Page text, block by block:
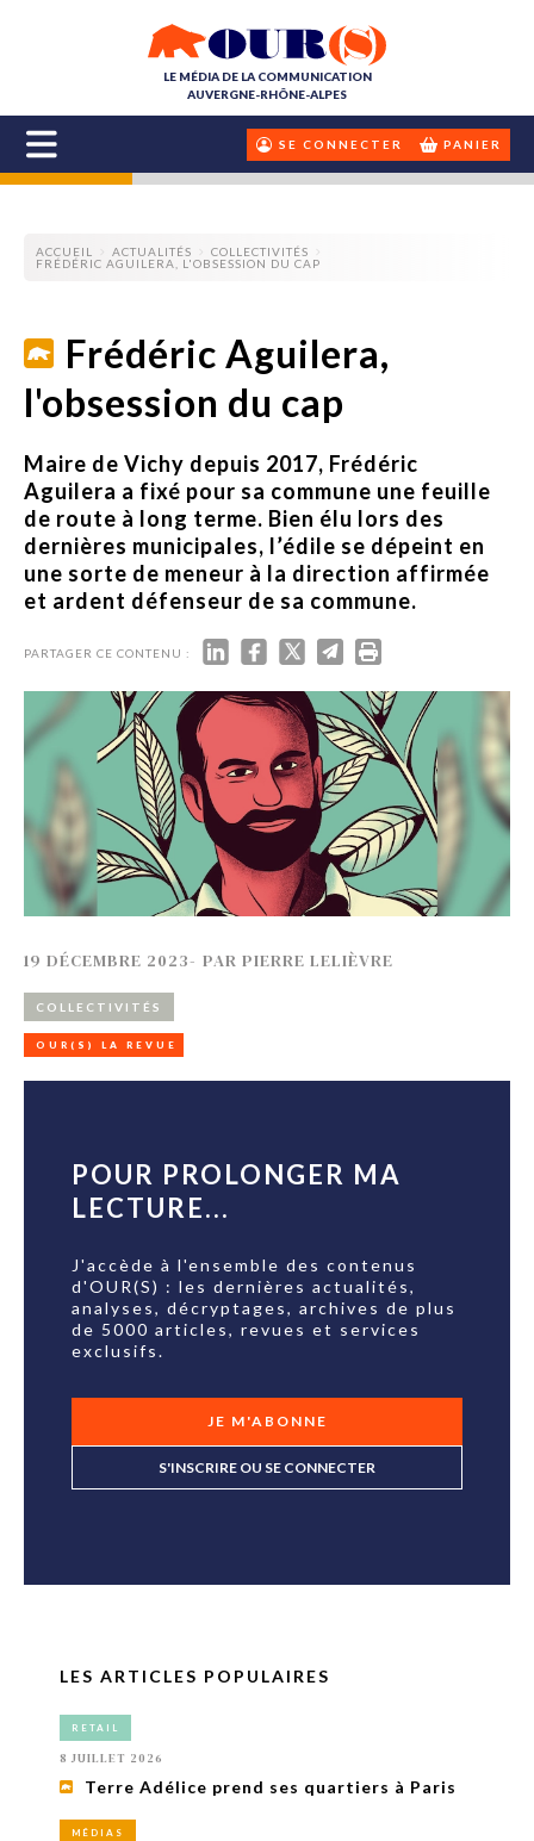
LE MÉDIA DE LA COMMUNICATION
AUVERGNE-RHÔNE-ALPES
SE CONNECTER PANIER
ACCUEIL ACTUALITÉS
COLLECTIVITÉS
FRÉDÉRIC AGUILERA, L'OBSESSION DU CAP
Frédéric Aguilera,
l'obsession du cap
Maire de Vichy depuis 2017, Frédéric
Aguilera a fixé pour sa commune une feuille
de route à long terme. Bien élu lors des
dernières municipales, l’édile se dépeint en
une sorte de meneur à la direction affirmée
et ardent défenseur de sa commune.
PARTAGER CE CONTENU :
19 DÉCEMBRE 2023- PAR PIERRE LELIÈVRE
COLLECTIVITÉS
OUR(S) LA REVUE
POUR PROLONGER MA
LECTURE...
J'accède à l'ensemble des contenus
d'OUR(S) : les dernières actualités,
analyses, décryptages, archives de plus
de 5000 articles, revues et services
exclusifs.
JE M'ABONNE
S'INSCRIRE OU SE CONNECTER
LES ARTICLES POPULAIRES
RETAIL
8 JUILLET 2026
Terre Adélice prend ses quartiers à Paris
MÉDIAS